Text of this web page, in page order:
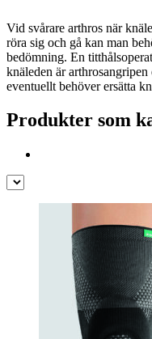
Vid svårare arthros när
röra sig och gå kan man
bedömning. En
knäleden är
eventuellt behöver ersätta
Produkter som